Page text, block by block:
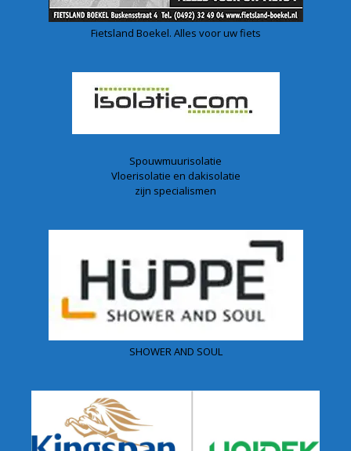
Fietsland Boekel. Alles voor uw fiets
Spouwmuurisolatie
Vloerisolatie en dakisolatie
zijn specialismen
SHOWER AND SOUL